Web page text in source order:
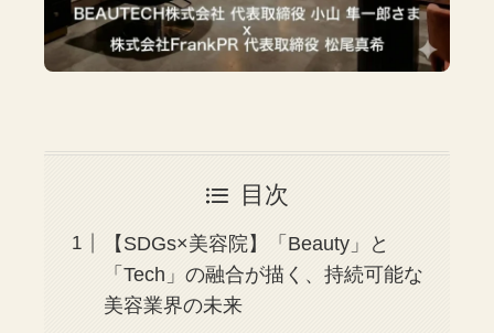
目次
【SDGs×美容院】「Beauty」と
「Tech」の融合が描く、持続可能な
美容業界の未来